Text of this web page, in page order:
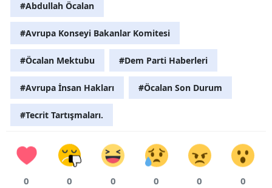
#Abdullah Öcalan
#Avrupa Konseyi Bakanlar Komitesi
#Öcalan Mektubu #Dem Parti Haberleri
#Avrupa İnsan Hakları #Öcalan Son Durum
#Tecrit Tartışmaları.
0 0 0 0 0 0